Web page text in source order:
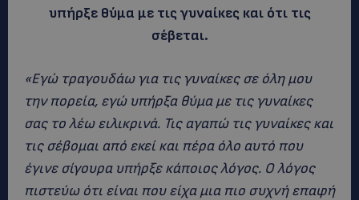
υπήρξε θύμα με τις γυναίκες και ότι τις
σέβεται.
«Εγώ τραγουδάω για τις γυναίκες σε όλη μου
την πορεία, εγώ υπήρξα θύμα με τις γυναίκες
σας το λέω ειλικρινά. Τις αγαπώ τις γυναίκες και
τις σέβομαι από εκεί και πέρα όλο αυτό που
έγινε σίγουρα υπήρξε κάποιος λόγος. Ο λόγος
πιστεύω ότι είναι που είχα μια πιο συχνή επαφή